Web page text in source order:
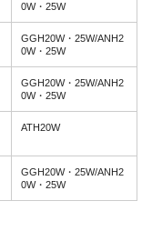
0W・25W
GGH20W・25W/ANH2
0W・25W
GGH20W・25W/ANH2
0W・25W
ATH20W
GGH20W・25W/ANH2
0W・25W